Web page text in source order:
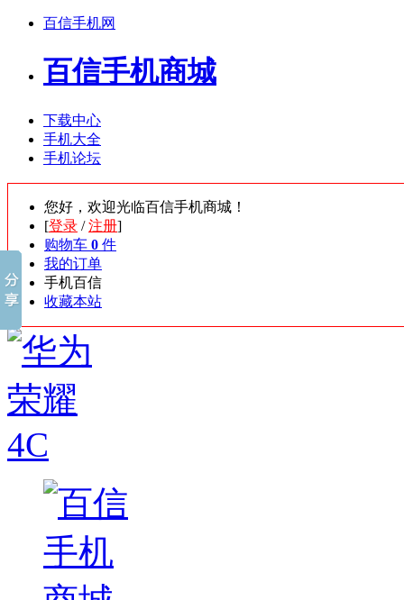
百信手机网
百信手机商城
下载中心
手机大全
手机论坛
您好，欢迎光临百信手机商城！
[登录 /注册]
购物车 0 件
我的订单
手机百信
收藏本站